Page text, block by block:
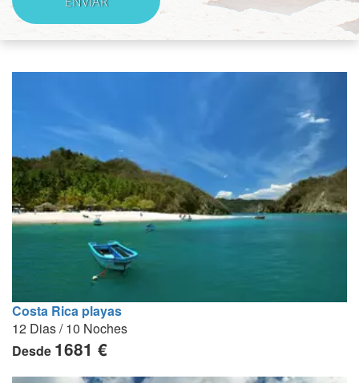
Costa Rica playas
12 Dias / 10 Noches
Desde 1681 €